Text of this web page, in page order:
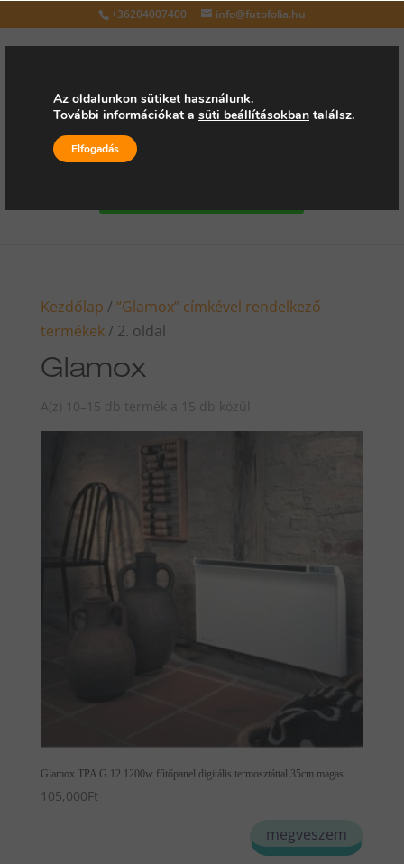
+36204007400 info@futofolia.hu
Válasszon oldalt
Kezdőlap / “Glamox” címkével rendelkező
termékek/ 2. oldal
Glamox
A(z) 10–15 db termék a 15 db közül
Glamox TPA G 12 1200w fűtőpanel digitális termosztáttal 35cm magas
105,000Ft
megveszem
Az oldalunkon sütiket használunk.
További információkat a süti beállításokban találsz.
Elfogadás